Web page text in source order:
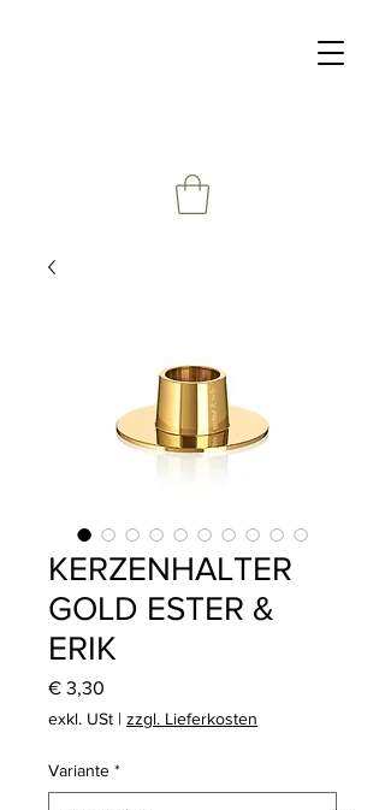
KERZENHALTER
GOLD ESTER &
ERIK
€ 3,30
exkl. USt | zzgl. Lieferkosten
Variante *